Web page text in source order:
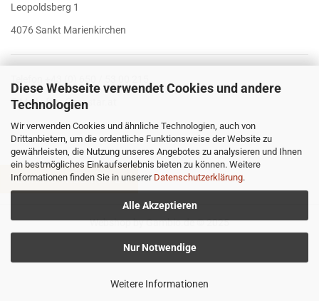
Diese Webseite verwendet Cookies und andere
Technologien
Wir verwenden Cookies und ähnliche Technologien, auch von
Drittanbietern, um die ordentliche Funktionsweise der Website zu
gewährleisten, die Nutzung unseres Angebotes zu analysieren und Ihnen
ein bestmögliches Einkaufserlebnis bieten zu können. Weitere
Informationen finden Sie in unserer Datenschutzerklärung.
Alle Akzeptieren
Nur Notwendige
Weitere Informationen
Leopoldsberg 1
4076 Sankt Marienkirchen
E-Mailoffice@mastar.at
VERTRAG WIDERRUFEN
Webshopby Gambio.de © 2025